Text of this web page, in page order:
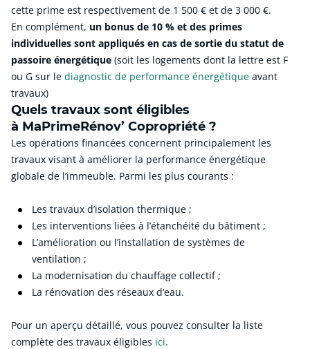
cette prime est respectivement de 1 500 € et de 3 000 €.
En complément, un bonus de 10 % et des primes
individuelles sont appliqués en cas de sortie du statut de
passoire énergétique (soit les logements dont la lettre est F
ou G sur le diagnostic de performance énergétique avant
travaux)
Quels travaux sont éligibles
à MaPrimeRénov’ Copropriété ?
Les opérations financées concernent principalement les
travaux visant à améliorer la performance énergétique
globale de l’immeuble. Parmi les plus courants :
Les travaux d’isolation thermique ;
Les interventions liées à l’étanchéité du bâtiment ;
L’amélioration ou l’installation de systèmes de
ventilation ;
La modernisation du chauffage collectif ;
La rénovation des réseaux d’eau.
Pour un aperçu détaillé, vous pouvez consulter la liste
complète des travaux éligibles ici.